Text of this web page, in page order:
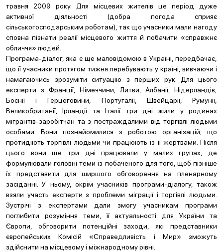
травня 2009 року. Для місцевих жителів це період дуже
активної діяльності (добра погода сприяє
сільськогосподарським роботам), так що учасники мали нагоду
сповна пізнати реалії місцевого життя й побачити «справжнє
обличчя» людей.
Програма-діалог, яка є ще маловідомою в Україні, передбачає,
що її учасники протягом тижня перебувають у країні, вивчаючи і
намагаючись зрозуміти ситуацію з перших рук. Для цього
експерти з Франції, Німеччини, Литви, Албанії, Нідерландів,
Боснії і Герцеговини, Португалії, Швейцарії, Румунії,
Великобританії, Ірландії та Італії три дні жили у родинах
мігрантів-заробітчан та з постраждалими від торгівлі людьми
особами. Вони познайомилися з роботою організацій, що
протидіють торгівлі людьми чи працюють із її жертвами. Після
цього вони ще три дні працювали у малих групах, де
формулювали головні теми із побаченого для того, щоб пізніше
їх представити для ширшого обговорення на пленарному
засіданні. У ньому, окрім учасників програми-діалогу, також
взяли участь експерти з проблеми міграції і торгівлі людьми.
Зустрічі з експертами дали змогу учасникам програми
поглибити розуміння теми, її актуальності для України та
Європи, обговорити потенційні заходи, які представники
європейських Комісій «Справедливість і Мир» зможуть
здійснити на місцевому і міжнародному рівні.